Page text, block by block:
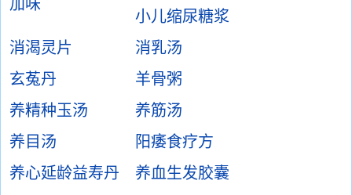
加味
小儿缩尿糖浆
消渴灵片
消乳汤
玄菟丹
羊骨粥
养精种玉汤
养筋汤
养目汤
阳痿食疗方
养心延龄益寿丹
养血生发胶囊